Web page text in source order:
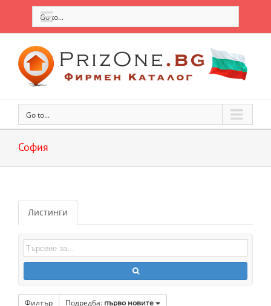
Go to...
Go to...
София
Листинги
Филтър Подредба: първо новите